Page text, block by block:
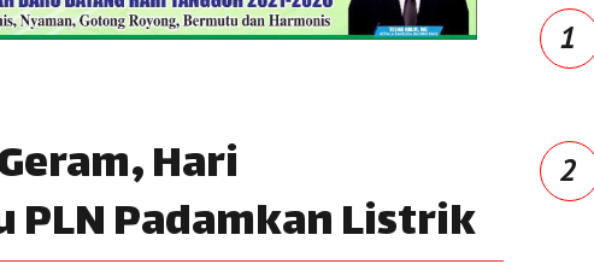
Hari
PLN Padamkan Listrik
1
2